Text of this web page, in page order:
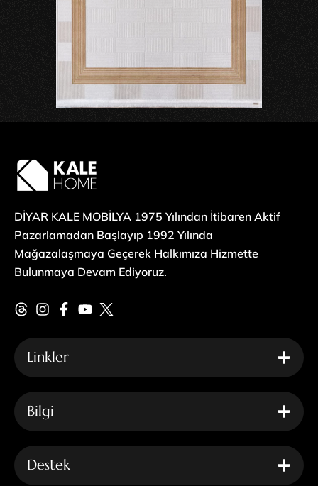
DİYAR KALE MOBİLYA 1975 Yılından İtibaren Aktif
Pazarlamadan Başlayıp 1992 Yılında
Mağazalaşmaya Geçerek Halkımıza Hizmette
Bulunmaya Devam Ediyoruz.
Linkler
Bilgi
Destek